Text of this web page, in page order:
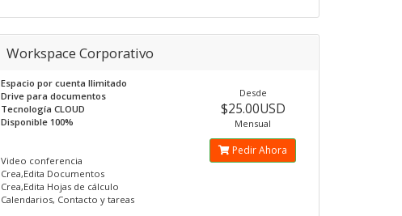
Workspace Corporativo
Espacio por cuenta Ilimitado
Drive para documentos
Tecnología CLOUD
Disponible 100%
Video conferencia
Crea,Edita Documentos
Crea,Edita Hojas de cálculo
Calendarios, Contacto y tareas
Desde
$25.00USD
Mensual
Pedir Ahora